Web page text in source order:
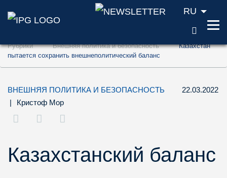
Перейти к содержанию (ключ доступа
Перейти к поиску (ключ доступа '2')
RU
Рубрики Внешняя политика и безопасность
Казахстан
пытается сохранить внешнеполитический баланс
ВНЕШНЯЯ ПОЛИТИКА И БЕЗОПАСНОСТЬ
22.03.2022
|
Кристоф Мор
Казахстанский баланс